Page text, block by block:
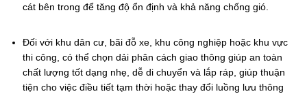
cát bên trong để tăng độ ổn định và khả năng chống gió.
Đối với khu dân cư, bãi đỗ xe, khu công nghiệp hoặc khu vực
thi công, có thể chọn dải phân cách giao thông giúp an toàn
chất lượng tốt dạng nhẹ, dễ di chuyển và lắp ráp, giúp thuận
tiện cho việc điều tiết tạm thời hoặc thay đổi luồng lưu thông